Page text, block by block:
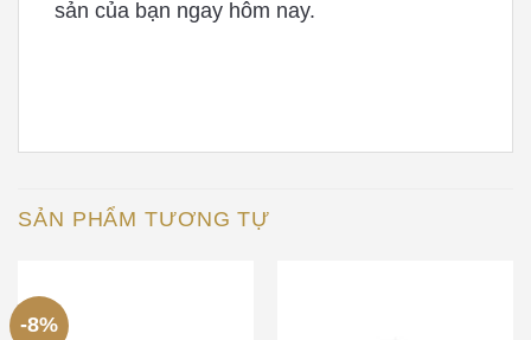
sản của bạn ngay hôm nay.
SẢN PHẨM TƯƠNG TỰ
-8%